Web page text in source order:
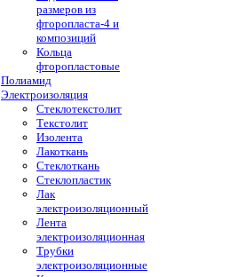
размеров из
фторопласта-4 и
композиций
Кольца
фторопластовые
Полиамид
Электроизоляция
Стеклотекстолит
Текстолит
Изолента
Лакоткань
Стеклоткань
Стеклопластик
Лак
электроизоляционный
Лента
электроизоляционная
Трубки
электроизоляционные